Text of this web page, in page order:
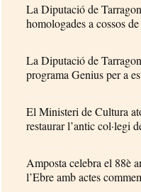
La Diputació de
homologades a cossos
La Diputació de
programa Genius per a
El Ministeri de Cultura
restaurar l’antic col·legi
Amposta celebra el 88è
l’Ebre amb actes